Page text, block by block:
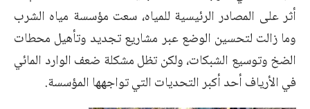
أثر على المصادر الرئيسية للمياه، سعت مؤسسة مياه الشرب
وما زالت لتحسين الوضع عبر مشاريع تجديد وتأهيل محطات
الضخ وتوسيع الشبكات، ولكن تظل مشكلة ضعف الوارد المائي
في الأرياف أحد أكبر التحديات التي تواجهها المؤسسة.